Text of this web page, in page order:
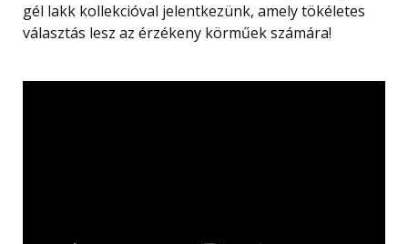
gél lakk kollekcióval jelentkezünk, amely tökéletes
választás lesz az érzékeny körműek számára!